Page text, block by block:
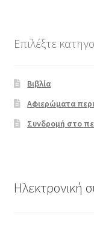
Επιλέξτε
Βιβλία
Αφιερώματα
Συνδρομή στο
Ηλεκτρονική